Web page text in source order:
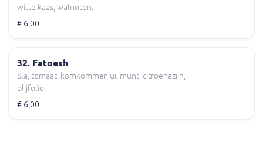
witte kaas, walnoten.
€ 6,00
32. Fatoesh
Sla, tomaat, komkommer, ui, munt, citroenazijn,
olijfolie.
€ 6,00